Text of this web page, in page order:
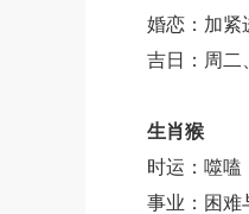
婚恋：加紧进
吉日：周二
生肖猴
时运：噬嗑，
事业：困难与